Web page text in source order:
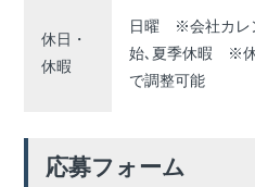
休日・
休暇
日曜 ※会社カレ
始､夏季休暇 ※休
で調整可能
応募フォーム